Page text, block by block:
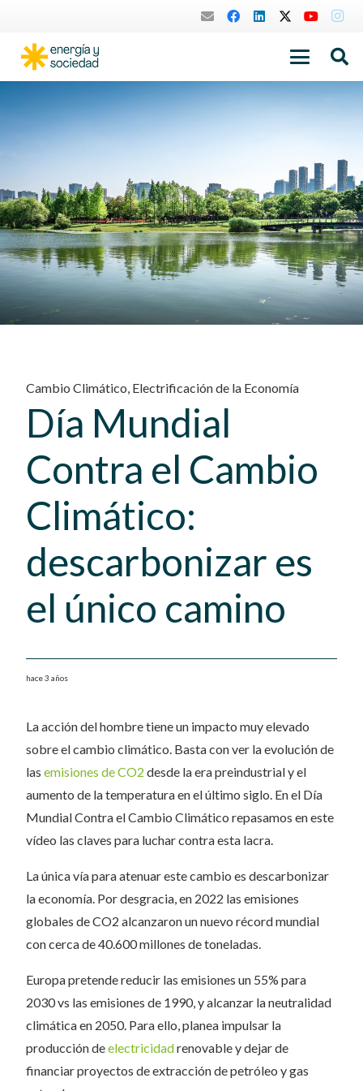
Cambio Climático, Electrificación de la Economía
Día Mundial
Contra el Cambio
Climático:
descarbonizar es
el único camino
hace 3 años
La acción del hombre tiene un impacto muy elevado
sobre el cambio climático. Basta con ver la evolución de
las emisiones de CO2 desde la era preindustrial y el
aumento de la temperatura en el último siglo. En el Día
Mundial Contra el Cambio Climático repasamos en este
vídeo las claves para luchar contra esta lacra.
La única vía para atenuar este cambio es descarbonizar
la economía. Por desgracia, en 2022 las emisiones
globales de CO2 alcanzaron un nuevo récord mundial
con cerca de 40.600 millones de toneladas.
Europa pretende reducir las emisiones un 55% para
2030 vs las emisiones de 1990, y alcanzar la neutralidad
climática en 2050. Para ello, planea impulsar la
producción deelectricidadrenovable y dejar de
financiar proyectos de extracción de petróleo y gas